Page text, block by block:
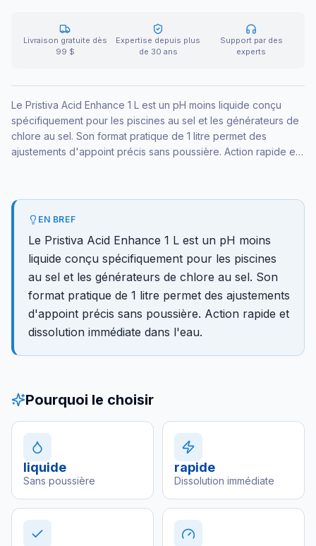
Livraison gratuite dès
99 $
Expertise depuis plus
de 30 ans
Support par des
experts
Le Pristiva Acid Enhance 1 L est un pH moins liquide conçu
spécifiquement pour les piscines au sel et les générateurs de
chlore au sel. Son format pratique de 1 litre permet des
ajustements d'appoint précis sans poussière. Action rapide et
EN BREF
Le Pristiva Acid Enhance 1 L est un pH moins
liquide conçu spécifiquement pour les piscines
au sel et les générateurs de chlore au sel. Son
format pratique de 1 litre permet des ajustements
d'appoint précis sans poussière. Action rapide et
dissolution immédiate dans l'eau.
Pourquoi le choisir
liquide
Sans poussière
rapide
Dissolution immédiate